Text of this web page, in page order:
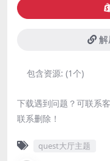
解
包含资源: (1个)
下载遇到问题？可联系
联系删除！
quest大厅主题